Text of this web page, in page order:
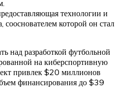
технологии и
сооснователем которой он стал
над разработкой футбольной
на киберспортивную
привлек $20 миллионов
финансирования до $39